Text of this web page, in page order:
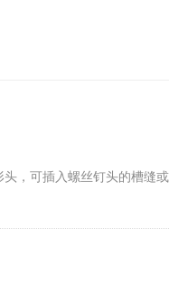
，可插入螺丝钉头的槽缝